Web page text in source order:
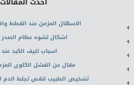
الاسهال المزمن عند القطط
اشكال تشوه عظام
اسباب تليف الكبد
مقال عن الفشل الكلوى
تشخيص الطبيب لنقص تجلط الدم